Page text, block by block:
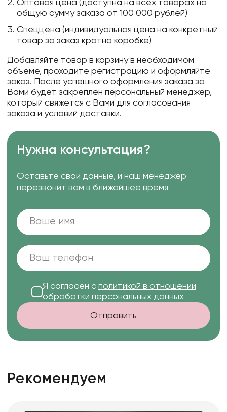
Оптовая цена (доступна на всех товарах на
общую сумму заказа от 100 000 рублей)
Спеццена (индивидуальная цена на конкретный
товар за заказ кратно коробке)
Добавляйте товар в корзину в необходимом
объеме, проходите регистрацию и оформляйте
заказ. После успешного оформления заказа за
Вами будет закреплен персональный менеджер,
который свяжется с Вами для согласования
заказа и условий доставки.
Нужна консультация?
Оставьте свои данные, и наш менеджер
перезвонит вам в ближайшее время
Я согласен с политикой в отношении
обработки персональных данных
Отправить
Рекомендуем